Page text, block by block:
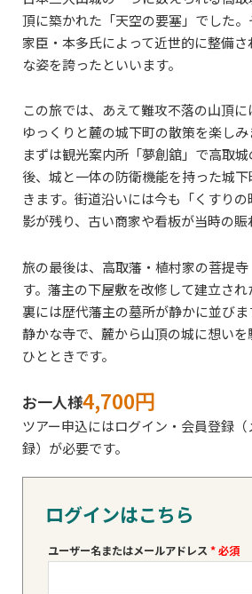
頂に築かれた「天空の要塞」でした
家臣・本多氏によって近世的に整備
な姿を誇ったといいます。
この旅では、あえて難攻不落の山頂
ゆっくりと麓の城下町の散策を楽しみ
まずは観光案内所「夢創舘」で高取
後、城と一体の防衛機能を持った城
きます。街道沿いには今も「くすり
影が残り、古い商家や看板が当時の賑
旅の最後は、高取藩・植村家の菩提
す。藩主の下屋敷を改修して建立さ
裏には歴代藩主の墓所が静かに並び
静かな寺で、麓から山頂の城に想い
ひとときです。
お一人様4,700円
ツアー申込にはログイン・会員登録
録）が必要です。
ログインはこちら
ユーザー名またはメールアドレス *